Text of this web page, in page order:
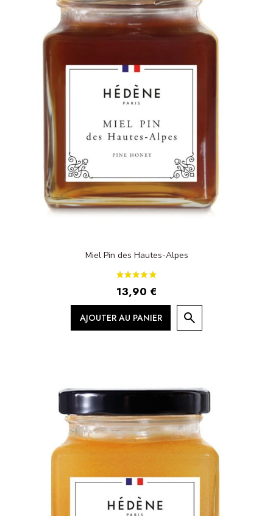
Miel Pin des Hautes-Alpes
13,90 €
AJOUTER AU PANIER